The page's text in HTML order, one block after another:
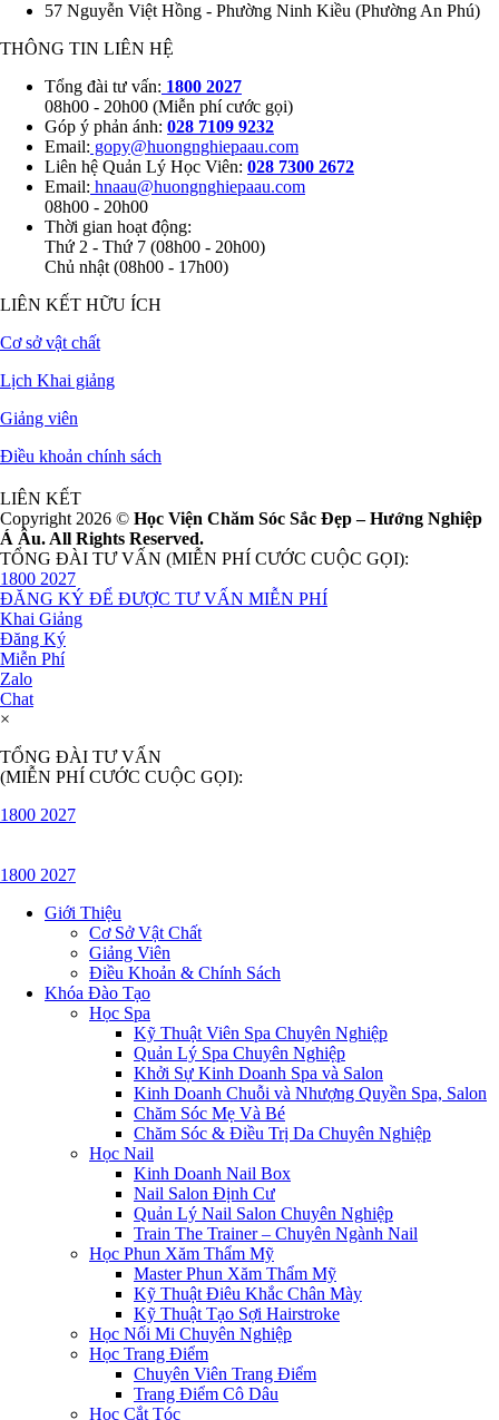
57 Nguyễn Việt Hồng - Phường Ninh Kiều (Phường An Phú)
THÔNG TIN LIÊN HỆ
Tổng đài tư vấn: 1800 2027
08h00 - 20h00 (Miễn phí cước gọi)
Góp ý phản ánh: 028 7109 9232
Email: gopy@huongnghiepaau.com
Liên hệ Quản Lý Học Viên: 028 7300 2672
Email: hnaau@huongnghiepaau.com
08h00 - 20h00
Thời gian hoạt động:
Thứ 2 - Thứ 7 (08h00 - 20h00)
Chủ nhật (08h00 - 17h00)
LIÊN KẾT HỮU ÍCH
Cơ sở vật chất
Lịch Khai giảng
Giảng viên
Điều khoản chính sách
LIÊN KẾT
Copyright 2026 © Học Viện Chăm Sóc Sắc Đẹp – Hướng Nghiệp
Á Âu. All Rights Reserved.
TỔNG ĐÀI TƯ VẤN (MIỄN PHÍ CƯỚC CUỘC GỌI):
1800 2027
ĐĂNG KÝ ĐỂ ĐƯỢC TƯ VẤN MIỄN PHÍ
Khai Giảng
Đăng Ký
Miễn Phí
Zalo
Chat
×
TỔNG ĐÀI TƯ VẤN
(MIỄN PHÍ CƯỚC CUỘC GỌI):
1800 2027
1800 2027
Giới Thiệu
Cơ Sở Vật Chất
Giảng Viên
Điều Khoản & Chính Sách
Khóa Đào Tạo
Học Spa
Kỹ Thuật Viên Spa Chuyên Nghiệp
Quản Lý Spa Chuyên Nghiệp
Khởi Sự Kinh Doanh Spa và Salon
Kinh Doanh Chuỗi và Nhượng Quyền Spa, Salon
Chăm Sóc Mẹ Và Bé
Chăm Sóc & Điều Trị Da Chuyên Nghiệp
Học Nail
Kinh Doanh Nail Box
Nail Salon Định Cư
Quản Lý Nail Salon Chuyên Nghiệp
Train The Trainer – Chuyên Ngành Nail
Học Phun Xăm Thẩm Mỹ
Master Phun Xăm Thẩm Mỹ
Kỹ Thuật Điêu Khắc Chân Mày
Kỹ Thuật Tạo Sợi Hairstroke
Học Nối Mi Chuyên Nghiệp
Học Trang Điểm
Chuyên Viên Trang Điểm
Trang Điểm Cô Dâu
Học Cắt Tóc